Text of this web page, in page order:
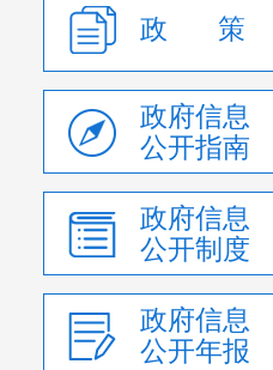
政 策
政府信息
公开指南
政府信息
公开制度
政府信息
公开年报